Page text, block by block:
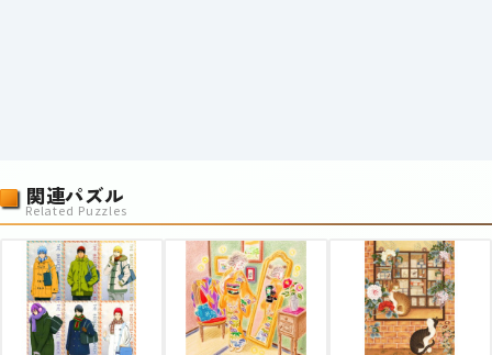
関連パズル
Related Puzzles